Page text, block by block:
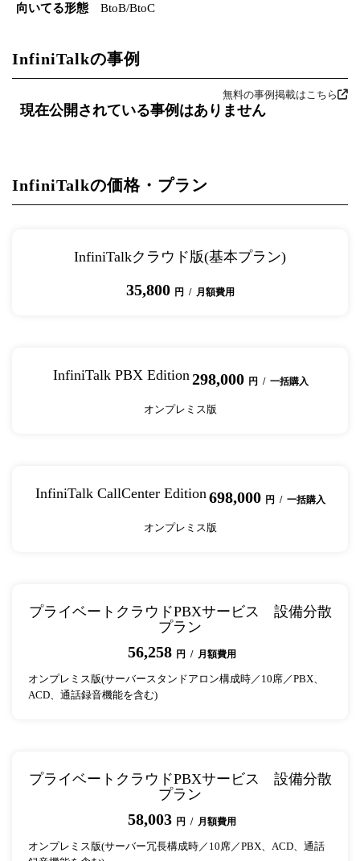
向いてる形態 BtoB/BtoC
InfiniTalkの事例
無料の事例掲載はこちら
現在公開されている事例はありません
InfiniTalkの価格・プラン
InfiniTalkクラウド版(基本プラン)
35,800 円 / 月額費用
InfiniTalk PBX Edition 298,000 円 / 一括購入
オンプレミス版
InfiniTalk CallCenter Edition 698,000 円 / 一括購入
オンプレミス版
プライベートクラウドPBXサービス 設備分散
プラン
56,258 円 / 月額費用
オンプレミス版(サーバースタンドアロン構成時／10席／PBX、
ACD、通話録音機能を含む)
プライベートクラウドPBXサービス 設備分散
プラン
58,003 円 / 月額費用
オンプレミス版(サーバー冗長構成時／10席／PBX、ACD、通話